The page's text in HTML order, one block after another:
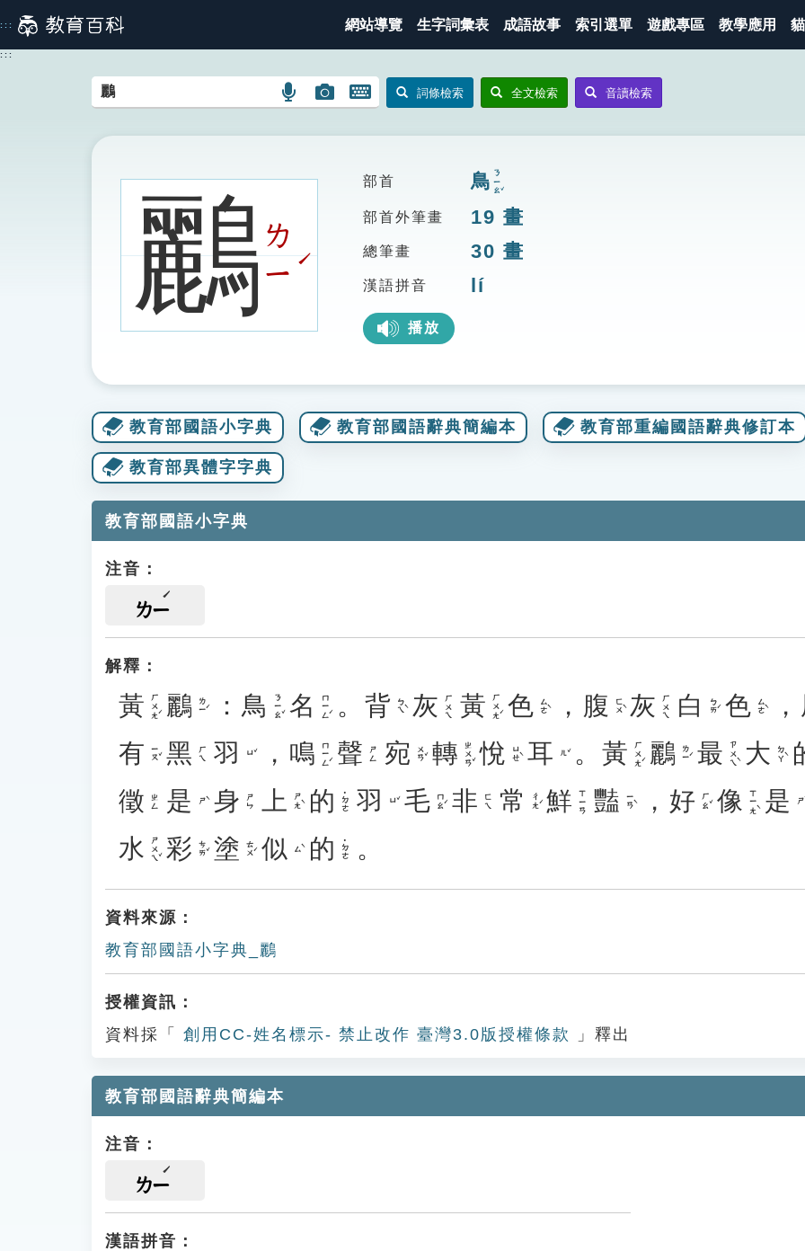
到
主
::: 網站導覽 生字詞彙表 成語故事 索引選單 遊戲專區 教學應用
:::
語
搜
圖
圖
搜
開
鍵
圖
詞條檢索 全文檢索 音讀檢索
鸝ㄌ
ㄧ
ˊ
部首 鳥ㄋㄧㄠˇ
部首外筆畫 19 畫
總筆畫 30 畫
漢語拼音 lí
播放
教育部國語小字典 教育部國語辭典簡編本 教育部重編國語辭典修訂本
教育部異體字字典
教育部國語小字典
注音：
ㄌㄧ
解釋：
黃 ㄏㄨㄤˊ 鸝 ㄌㄧˊ ： 鳥 ㄋㄧㄠˇ 名 ㄇㄧㄥˊ 。 背 ㄅㄟˋ 灰 ㄏㄨㄟ 黃 ㄏㄨㄤˊ 色 ㄙㄜˋ ， 腹 ㄈㄨˋ 灰 ㄏㄨㄟ 白 ㄅㄞˊ 色 ㄙㄜˋ ，
有 ㄧㄡˇ 黑 ㄏㄟ 羽 ㄩˇ ， 鳴 ㄇㄧㄥˊ 聲 ㄕㄥ 宛 ㄨㄢˇ 轉 ㄓㄨㄢˇ 悅 ㄩㄝˋ 耳 ㄦˇ 。黃 ㄏㄨㄤˊ 鸝 ㄌㄧˊ 最 ㄗㄨㄟˋ 大 ㄉㄚˋ
徵 ㄓㄥ 是 ㄕˋ 身 ㄕㄣ 上 ㄕㄤˋ 的 ˙ㄉㄜ 羽 ㄩˇ 毛 ㄇㄠˊ 非 ㄈㄟ 常 ㄔㄤˊ 鮮 ㄒㄧㄢ 豔 ㄧㄢˋ ， 好 ㄏㄠˇ 像 ㄒㄧㄤˋ 是 ㄕˋ
水 ㄕㄨㄟˇ 彩 ㄘㄞˇ 塗 ㄊㄨˊ 似 ㄙˋ 的 ˙ㄉㄜ 。
資料來源：
教育部國語小字典_鸝
授權資訊：
資料採「
創用CC-姓名標示- 禁止改作 臺灣3.0版授權條款 」釋出
教育部國語辭典簡編本
注音：
ㄌㄧ
漢語拼音：